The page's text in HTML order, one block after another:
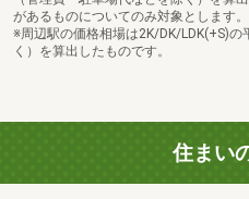
があるものについてのみ対象とします。
※周辺駅の価格相場は2K/DK/LDK(+S)
く）を算出したものです。
住まい